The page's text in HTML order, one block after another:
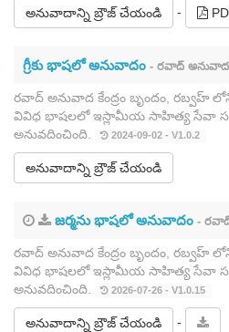
అనువాదాన్ని బ్రౌజ్ చేయండి -
గ్రీకు భాషలో అనువాదం - రవాద్ అనువాద
రవాద్ అనువాద కేంద్రం బృందం,
వివిధ భాషలలో ఇస్లామీయ సాహిత్య సేవా
అనువదించింది.
2024-09-02 - V1.0.2
అనువాదాన్ని బ్రౌజ్ చేయండి
జర్మను భాషలో అనువాదం -
రవాద్ అనువాద కేంద్రం బృందం,
వివిధ భాషలలో ఇస్లామీయ సాహిత్య సేవా
అనువదించింది.
2026-07-26 - V1.0.15
అనువాదాన్ని బ్రౌజ్ చేయండి -